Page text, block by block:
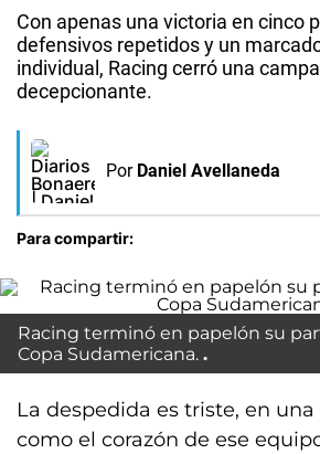
Con apenas una victoria en cinco
defensivos repetidos y un
individual, Racing cerró una
decepcionante.
Por Daniel Avellaneda
Para compartir:
Racing terminó en papelón su
Copa Sudamericana.
La despedida es triste, en
como el corazón de ese